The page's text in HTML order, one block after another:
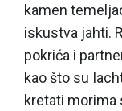
kamen
iskustva jahti.
pokrića i
kao što su
kretati morima